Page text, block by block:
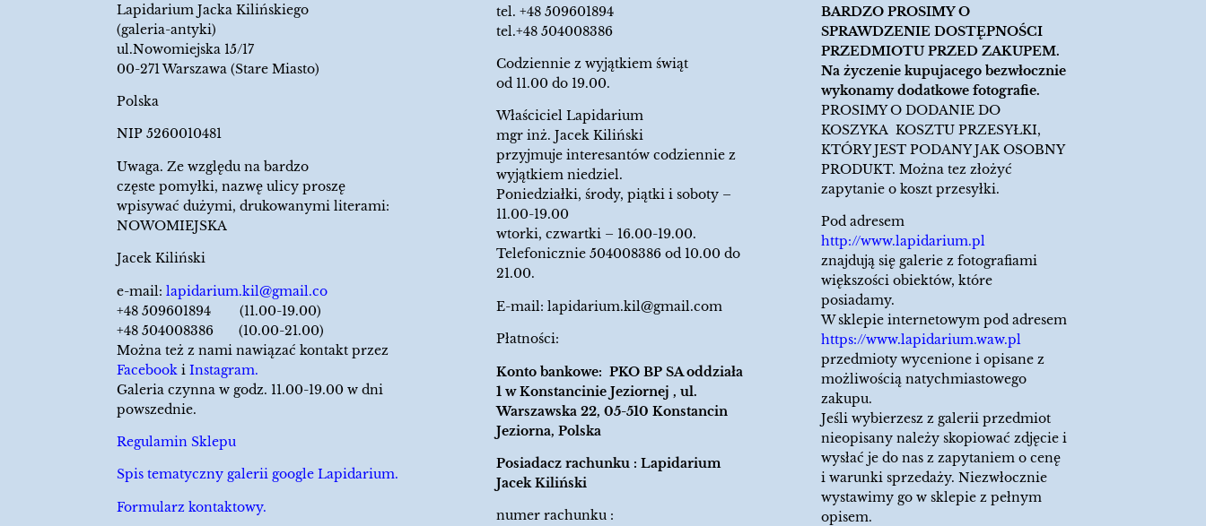
Lapidarium Jacka Kilińskiego
(galeria-antyki)
ul.Nowomiejska 15/17
00-271 Warszawa (Stare Miasto)
Polska
NIP 5260010481
Uwaga. Ze względu na bardzo
częste pomyłki, nazwę ulicy proszę
wpisywać dużymi, drukowanymi literami:
NOWOMIEJSKA
Jacek Kiliński
e-mail: lapidarium.kil@gmail.co
+48 509601894 (11.00-19.00)
+48 504008386 (10.00-21.00)
Można też z nami nawiązać kontakt przez
Facebook i Instagram.
Galeria czynna w godz. 11.00-19.00 w dni
powszednie.
Regulamin Sklepu
Spis tematyczny galerii google Lapidarium.
Formularz kontaktowy.
tel.+48 509601894
tel.+48 504008386
Codziennie z wyjątkiem świąt
od 11.00 do 19.00.
Właściciel Lapidarium
mgr inż. Jacek Kiliński
przyjmuje interesantów codziennie z
wyjątkiem niedziel.
Poniedziałki, środy, piątki i soboty –
11.00-19.00
wtorki, czwartki – 16.00-19.00.
Telefonicznie 504008386 od 10.00 do
21.00.
E-mail:lapidarium.kil@gmail.com
Płatności:
Konto bankowe: PKO BP SA oddziała
1 w Konstancinie Jeziornej , ul.
Warszawska 22, 05-510 Konstancin
Jeziorna, Polska
Posiadacz rachunku : Lapidarium
Jacek Kiliński
numer rachunku :
BARDZO PROSIMY O
SPRAWDZENIE DOSTĘPNOŚCI
PRZEDMIOTU PRZED ZAKUPEM.
Na życzenie kupujacego bezwłocznie
wykonamy dodatkowe fotografie.
PROSIMY O DODANIE DO
KOSZYKA KOSZTU PRZESYŁKI,
KTÓRY JEST PODANY JAK OSOBNY
PRODUKT. Można tez złożyć
zapytanie o koszt przesyłki.
Pod adresem
http://www.lapidarium.pl
znajdują się galerie z fotografiami
większości obiektów, które
posiadamy.
W sklepie internetowym pod adresem
https://www.lapidarium.waw.pl
przedmioty wycenione i opisane z
możliwością natychmiastowego
zakupu.
Jeśli wybierzesz z galerii przedmiot
nieopisany należy skopiować zdjęcie i
wysłać je do nas z zapytaniem o cenę
i warunki sprzedaży. Niezwłocznie
wystawimy go w sklepie z pełnym
opisem.